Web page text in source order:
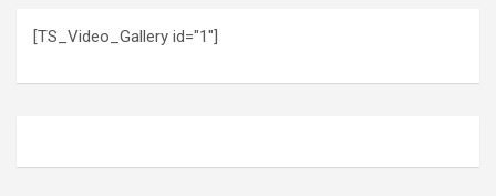
[TS_Video_Gallery id="1"]